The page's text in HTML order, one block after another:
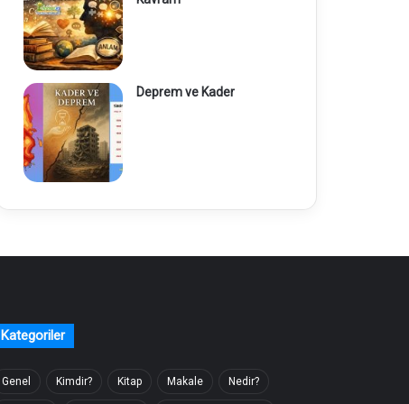
Deprem ve Kader
Kategoriler
Genel Kimdir? Kitap Makale Nedir?